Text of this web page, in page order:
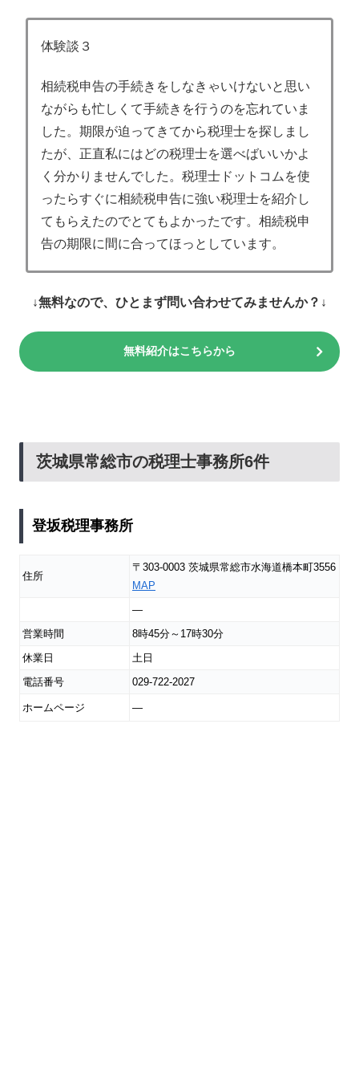
体験談３
相続税申告の手続きをしなきゃいけないと思い
ながらも忙しくて手続きを行うのを忘れていま
した。期限が迫ってきてから税理士を探しまし
たが、正直私にはどの税理士を選べばいいかよ
く分かりませんでした。税理士ドットコムを使
ったらすぐに相続税申告に強い税理士を紹介し
てもらえたのでとてもよかったです。相続税申
告の期限に間に合ってほっとしています。
↓無料なので、ひとまず問い合わせてみませんか？↓
無料紹介はこちらから
茨城県常総市の税理士事務所6件
登坂税理事務所
住所
〒303-0003 茨城県常総市水海道橋本町3556
MAP
―
営業時間
8時45分～17時30分
休業日
土日
電話番号
029-722-2027
ホームページ ―